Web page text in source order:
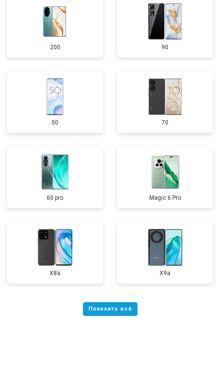
200 90
50 70
60 pro Magic 6 Pro
X8a X9a